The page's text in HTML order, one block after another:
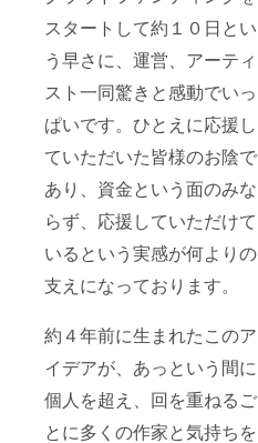
スタートして約１０日とい
う早さに、運営、アーティ
スト一同驚きと感動でいっ
ぱいです。ひとえに応援し
ていただいた皆様のお陰で
あり、資金という面のみな
らず、応援していただけて
いるという実感が何よりの
支えになっております。
約４年前に生まれたこのア
イデアが、あっという間に
個人を超え、回を重ねるご
とに多くの作家と気持ちを